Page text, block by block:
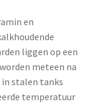
en
liggen op een
meteen na
stalen tanks
temperatuur